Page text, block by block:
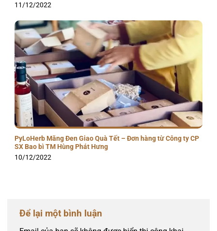
11/12/2022
PyLoHerb Măng Đen Giao Quà Tết – Đơn hàng từ Công ty CP
SX Bao bì TM Hùng Phát Hưng
10/12/2022
Để lại một bình luận